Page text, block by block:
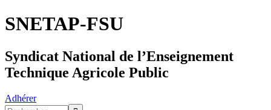
SNETAP-FSU
Syndicat National de l’Enseignement
Technique Agricole Public
Adhérer